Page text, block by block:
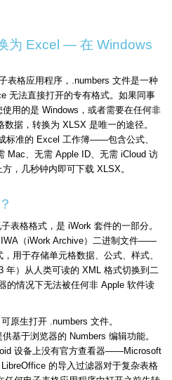
为 Excel — 在 Windows
表格应用程序，.numbers 文件是一种
无法直接打开的专有格式。如果同事
用的是 Windows，或者需要在任何非
据，转换为 XLSX 是唯一的途径。
标准的 Excel 工作簿——包含公式、
、无需 Apple ID、无需 iCloud 访
，几秒钟内即可下载 XLSX。
表格格式，是 iWork 套件的一部分。
（iWork Archive）二进制文件——
用于存储单元格数据、公式、样式、
年）从人类可读的 XML 格式切换到二
的情况下无法被任何非 Apple 软件读
原生打开 .numbers 文件。
基于浏览器的 Numbers 编辑功能。
设备上没有官方查看器——Microsoft
的导入过滤器对于复杂表格